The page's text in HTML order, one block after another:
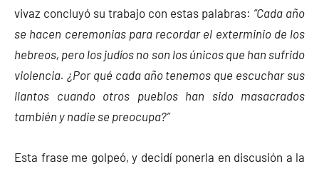
vivaz concluyó su trabajo con estas palabras: “Cada año
se hacen ceremonias para recordar el exterminio de los
hebreos, pero los judíos no son los únicos que han sufrido
violencia. ¿Por qué cada año tenemos que escuchar sus
llantos cuando otros pueblos han sido masacrados
también y nadie se preocupa?”
Esta frase me golpeó, y decidí ponerla en discusión a la